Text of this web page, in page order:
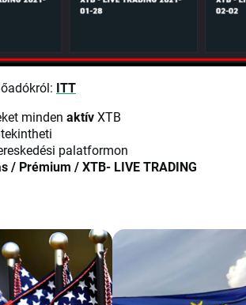
ITT
minden aktívXTB
palatformon
/ Prémium / XTB- LIVE TRADING